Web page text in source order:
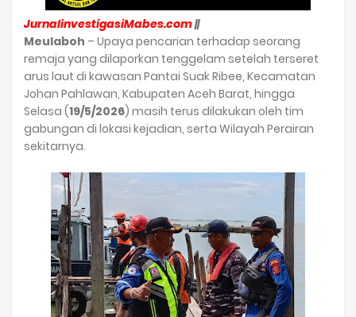
JurnalinvestigasiMabes.com||
Meulaboh – Upaya pencarian terhadap seorang
remaja yang dilaporkan tenggelam setelah terseret
arus laut di kawasan Pantai Suak Ribee, Kecamatan
Johan Pahlawan, Kabupaten Aceh Barat, hingga
Selasa (19/5/2026) masih terus dilakukan oleh tim
gabungan di lokasi kejadian, serta Wilayah Perairan
sekitarnya.